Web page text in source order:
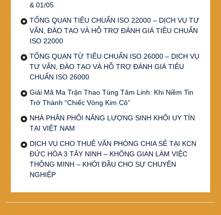
& 01/05
TỔNG QUAN TIÊU CHUẨN ISO 22000 – DỊCH VỤ TƯ
VẤN, ĐÀO TẠO VÀ HỖ TRỢ ĐÁNH GIÁ TIÊU CHUẨN
ISO 22000
TỔNG QUAN TỪ TIÊU CHUẨN ISO 26000 – DỊCH VỤ
TƯ VẤN, ĐÀO TẠO VÀ HỖ TRỢ ĐÁNH GIÁ TIÊU
CHUẨN ISO 26000
Giải Mã Ma Trận Thao Túng Tâm Linh: Khi Niềm Tin
Trở Thành “Chiếc Vòng Kim Cô”
NHÀ PHÂN PHỐI NĂNG LƯỢNG SINH KHỐI UY TÍN
TẠI VIỆT NAM
DỊCH VỤ CHO THUÊ VĂN PHÒNG CHIA SẺ TẠI KCN
ĐỨC HÒA 3 TÂY NINH – KHÔNG GIAN LÀM VIỆC
THÔNG MINH – KHỞI ĐẦU CHO SỰ CHUYÊN
NGHIỆP